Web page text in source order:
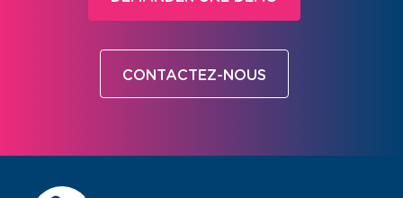
CONTACTEZ-NOUS